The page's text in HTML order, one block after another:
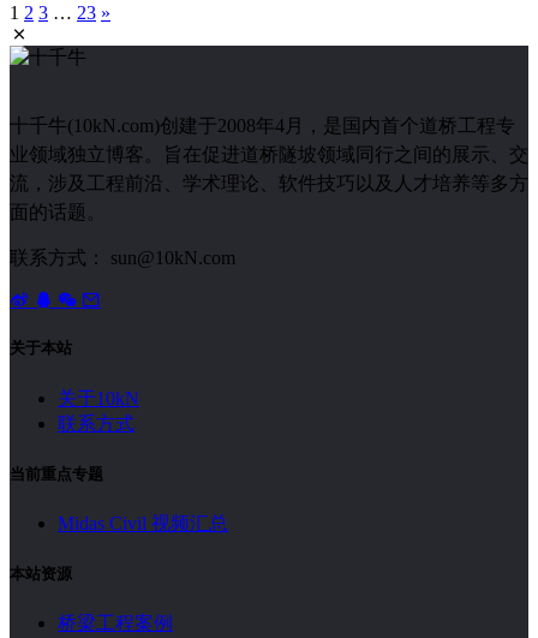
1 2 3 … 23 »
十千牛(10kN.com)创建于2008年4月，是国内首个道桥工程专
业领域独立博客。旨在促进道桥隧坡领域同行之间的展示、交
流，涉及工程前沿、学术理论、软件技巧以及人才培养等多方
面的话题。
联系方式： sun@10kN.com
关于本站
关于10kN
联系方式
当前重点专题
Midas Civil 视频汇总
本站资源
桥梁工程案例